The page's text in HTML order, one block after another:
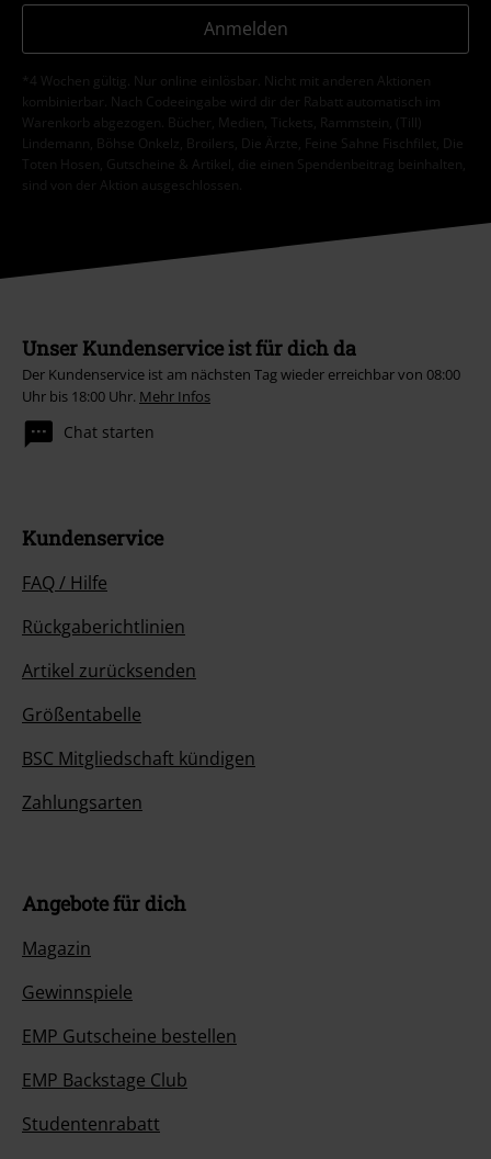
Anmelden
*4 Wochen gültig. Nur online einlösbar. Nicht mit anderen Aktionen
kombinierbar. Nach Codeeingabe wird dir der Rabatt automatisch im
Warenkorb abgezogen. Bücher, Medien, Tickets, Rammstein, (Till)
Lindemann, Böhse Onkelz, Broilers, Die Ärzte, Feine Sahne Fischfilet, Die
Toten Hosen, Gutscheine & Artikel, die einen Spendenbeitrag beinhalten,
sind von der Aktion ausgeschlossen.
Unser Kundenservice ist für dich da
Der Kundenservice ist am nächsten Tag wieder erreichbar von 08:00
Uhr bis 18:00 Uhr. Mehr Infos
Chat starten
Kundenservice
FAQ / Hilfe
Rückgaberichtlinien
Artikel zurücksenden
Größentabelle
BSC Mitgliedschaft kündigen
Zahlungsarten
Angebote für dich
Magazin
Gewinnspiele
EMP Gutscheine bestellen
EMP Backstage Club
Studentenrabatt